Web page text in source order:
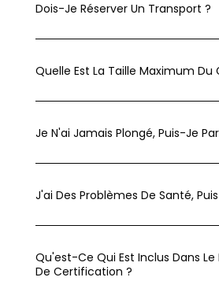
Dois-Je Réserver Un Transport ?
Quelle Est La Taille Maximum Du
Je N'ai Jamais Plongé, Puis-Je
J'ai Des Problèmes De Santé,
Qu'est-Ce Qui Est Inclus Dans Le
De Certification ?